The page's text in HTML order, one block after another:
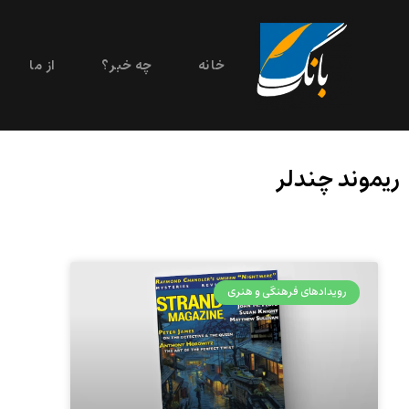
خانه چه خبر؟ از ما
ریموند چندلر
رویدادهای فرهنگی و هنری